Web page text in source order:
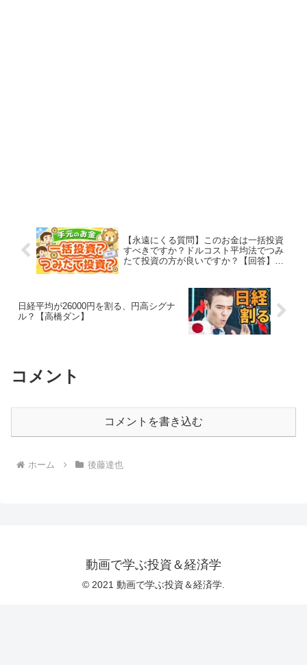
【永遠にくる質問】このお金は一括投資
すべきですか？ドルコスト平均法でつみ
たて投資の方が良いですか？【回答】つ
日経平均が26000円を割る、円高シグナ
ル？【高橋ダン】
コメント
コメントを書き込む
ホーム 後藤達也
動画で学ぶ投資＆経済学
© 2021 動画で学ぶ投資＆経済学.